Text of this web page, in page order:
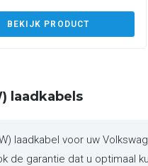
BEKIJK PRODUCT
laadkabels
laadkabel voor uw
de garantie dat u